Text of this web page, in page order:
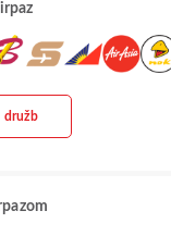
družb